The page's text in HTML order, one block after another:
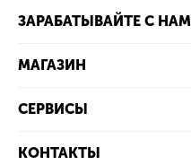
ЗАРАБАТЫВАЙТЕ С
МАГАЗИН
СЕРВИСЫ
КОНТАКТЫ